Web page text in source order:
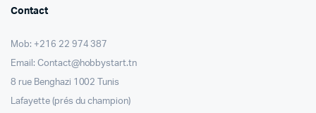
Contact
Mob: +216 22 974 387
Email: Contact@hobbystart.tn
8 rue Benghazi 1002 Tunis
Lafayette (prés du champion)